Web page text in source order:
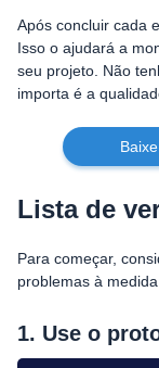
Após concluir cada
Isso o ajudará a
seu projeto. Não
importa é a
Lista de
Para começar,
problemas à
1. Use o